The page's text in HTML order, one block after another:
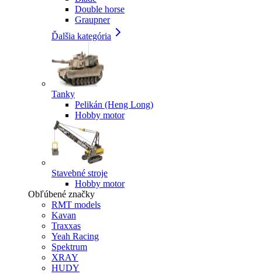
Double horse
Graupner
Ďalšia kategória
Tanky
Pelikán (Heng Long)
Hobby motor
Stavebné stroje
Hobby motor
Obľúbené značky
RMT models
Kavan
Traxxas
Yeah Racing
Spektrum
XRAY
HUDY